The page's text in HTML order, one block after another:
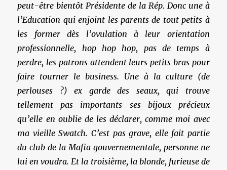
peut-être bientôt Présidente de la Rép. Donc une à
l’Education qui enjoint les parents de tout petits à
les former dès l’ovulation à leur orientation
professionnelle, hop hop hop, pas de temps à
perdre, les patrons attendent leurs petits bras pour
faire tourner le business. Une à la culture (de
perlouses ?) ex garde des seaux, qui trouve
tellement pas importants ses bijoux précieux
qu’elle en oublie de les déclarer, comme moi avec
ma vieille Swatch. C’est pas grave, elle fait partie
du club de la Mafia gouvernementale, personne ne
lui en voudra. Et la troisième, la blonde, furieuse de